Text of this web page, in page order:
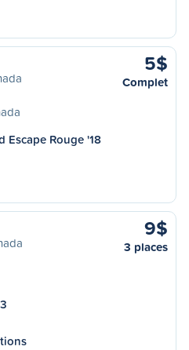
5$
Complet
Escape Rouge '18
9$
3 places